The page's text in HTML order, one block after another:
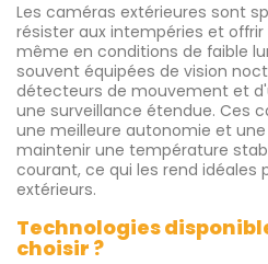
Les caméras extérieures sont
résister aux intempéries et
même en conditions de faible
souvent équipées de vision
détecteurs de mouvement et
une surveillance étendue. Ces
une meilleure autonomie et
maintenir une température
courant, ce qui les rend idéales
extérieurs.
Technologies
choisir ?